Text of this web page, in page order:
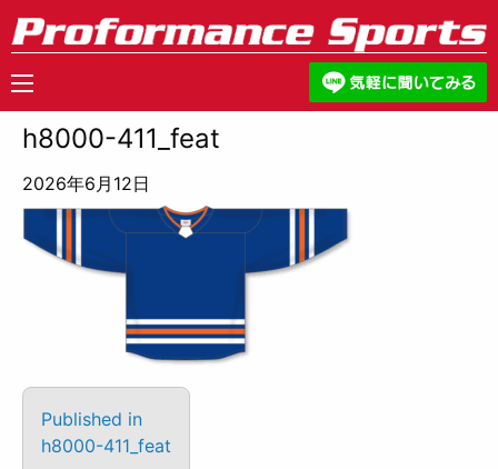
h8000-411_feat
2026年6月12日
Published in
h8000-411_feat